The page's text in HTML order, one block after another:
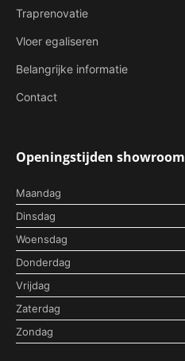
Traprenovatie
Vloer egaliseren
Belangrijke informatie
Contact
Openingstijden showroom
Maandag
Dinsdag
Woensdag
Donderdag
Vrijdag
Zaterdag
Zondag